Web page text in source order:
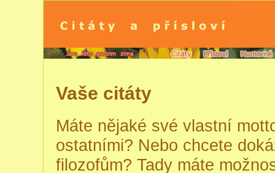
Vaše citáty
Máte nějaké své vlastní
ostatními? Nebo chcete
filozofům? Tady máte